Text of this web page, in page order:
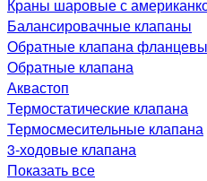
Краны шаровые с
Балансировачные клапаны
Обратные клапана
Обратные клапана
Аквастоп
Термостатические клапана
Термосмесительные клапана
3-ходовые клапана
Показать все